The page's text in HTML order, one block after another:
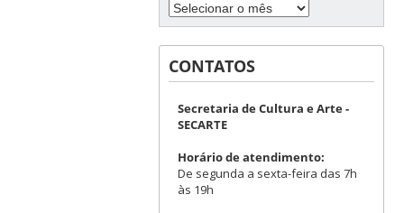
CONTATOS
Secretaria de Cultura e Arte -
SECARTE
Horário de atendimento:
De segunda a sexta-feira das 7h
às 19h